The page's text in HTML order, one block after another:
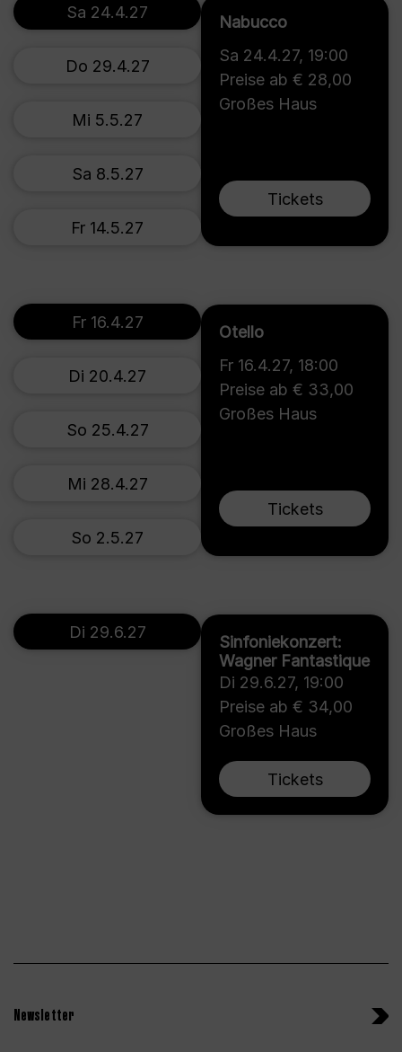
Nabucco
Sa 24.4.27, 19:00
Preise ab € 28,00
Großes Haus
Tickets
Sa 24.4.27
Do 29.4.27
Mi 5.5.27
Sa 8.5.27
Fr 14.5.27
Otello
Fr 16.4.27, 18:00
Preise ab € 33,00
Großes Haus
Tickets
Fr 16.4.27
Di 20.4.27
So 25.4.27
Mi 28.4.27
So 2.5.27
Sinfoniekonzert:
Wagner Fantastique
Di 29.6.27, 19:00
Preise ab € 34,00
Großes Haus
Tickets
Di 29.6.27
Newsletter